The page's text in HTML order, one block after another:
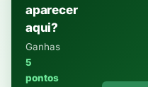
aparecer
aqui?
Ganhas
5
pontos